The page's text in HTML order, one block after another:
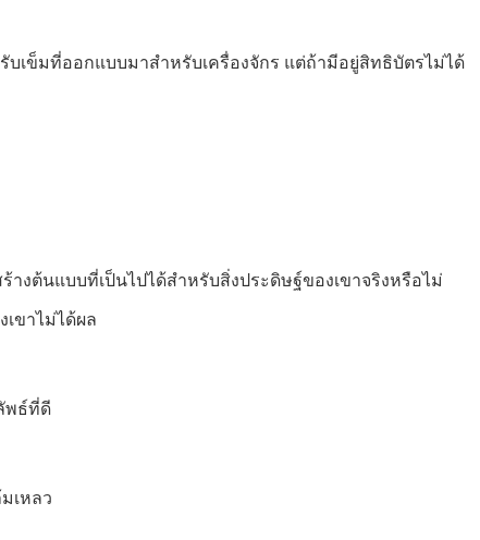
เข็มที่ออกแบบมาสำหรับเครื่องจักร แต่ถ้ามีอยู่สิทธิบัตรไม่ได้
งต้นแบบที่เป็นไปได้สําหรับสิ่งประดิษฐ์ของเขาจริงหรือไม่
ขาไม่ได้ผล
พธ์ที่ดี
เหลว